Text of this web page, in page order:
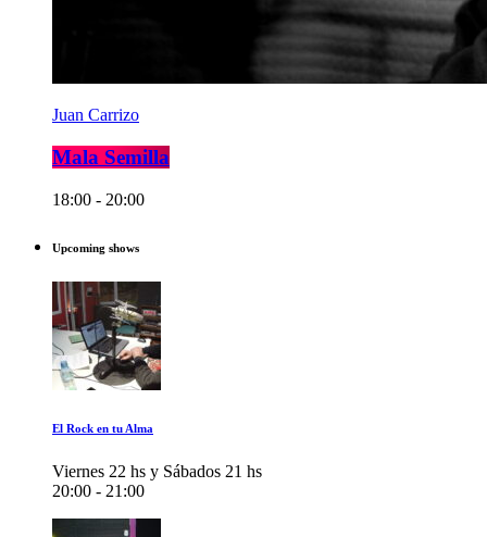
Juan Carrizo
Mala Semilla
18:00 - 20:00
Upcoming shows
El Rock en tu Alma
Viernes 22 hs y Sábados 21 hs
20:00 - 21:00